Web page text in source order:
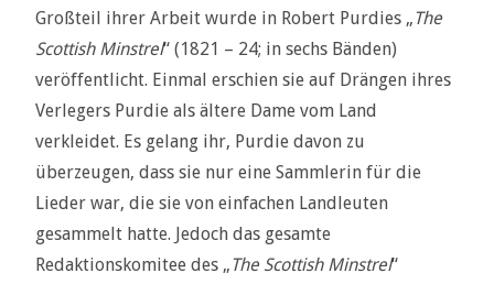
Großteil ihrer Arbeit wurde in Robert Purdies „The
Scottish Minstrel“ (1821 – 24; in sechs Bänden)
veröffentlicht. Einmal erschien sie auf Drängen ihres
Verlegers Purdie als ältere Dame vom Land
verkleidet. Es gelang ihr, Purdie davon zu
überzeugen, dass sie nur eine Sammlerin für die
Lieder war, die sie von einfachen Landleuten
gesammelt hatte. Jedoch das gesamte
Redaktionskomitee des „The Scottish Minstrel“